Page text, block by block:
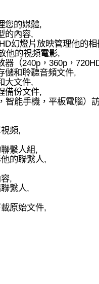
您的媒體,
的內容,
幻燈片放映管理他的相
他的視頻電影,
器（240p，360p，
儲和聆聽音頻文件,
大文件,
備份文件,
智能手機，平板電腦）
頻,
繫人組,
的聯繫人,
,
繫人,
原始文件,